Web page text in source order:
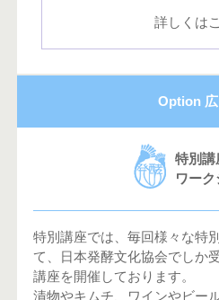
詳しくは
Option
特別講
ワー
特別講座では、毎回様々な特
て、日本発酵文化協会でしか
講座を開催しております。
漬物やキムチ、ワインやビー